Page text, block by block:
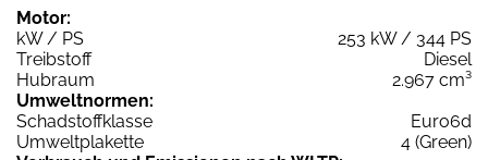
Motor:
kW / PS
253 kW / 344 PS
Treibstoff
Diesel
Hubraum
2.967 cm³
Umweltnormen:
Schadstoffklasse
Euro6d
Umweltplakette
4 (Green)